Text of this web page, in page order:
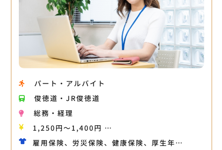
パート・アルバイト
俊徳道・JR俊徳道
総務・経理
1,250円〜1,400円 …
雇用保険、労災保険、健康保険、厚生年…